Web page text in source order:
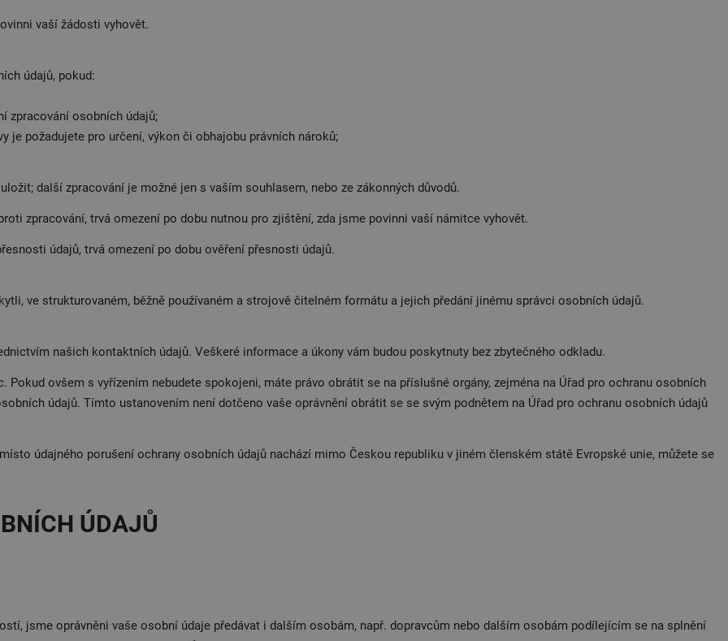
vaší žádosti vyhovět.
údajů, pokud:
zpracování osobních údajů;
je požadujete pro určení, výkon či obhajobu právních nároků;
další zpracování je možné jen s vaším souhlasem, nebo ze zákonných důvodů.
zpracování, trvá omezení po dobu nutnou pro zjištění, zda jsme povinni vaší námitce vyhovět.
údajů, trvá omezení po dobu ověření přesnosti údajů.
ve strukturovaném, běžně používaném a strojově čitelném formátu a jejich předání jinému správci osobních údajů.
našich kontaktních údajů. Veškeré informace a úkony vám budou poskytnuty bez zbytečného odkladu.
ovšem s vyřízením nebudete spokojeni, máte právo obrátit se na příslušné orgány, zejména na Úřad pro ochranu osobních
údajů. Tímto ustanovením není dotčeno vaše oprávnění obrátit se se svým podnětem na Úřad pro ochranu osobních údajů
údajného porušení ochrany osobních údajů nachází mimo Českou republiku v jiném členském státě Evropské unie, můžete se
ÚDAJŮ
jsme oprávněni vaše osobní údaje předávat i dalším osobám, např. dopravcům nebo dalším osobám podílejícím se na splnění